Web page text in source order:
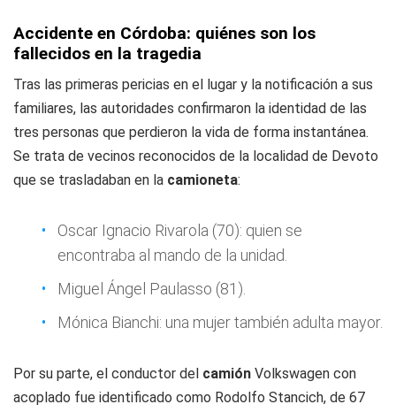
Accidente en Córdoba: quiénes son los
fallecidos en la tragedia
Tras las primeras pericias en el lugar y la notificación a sus
familiares, las autoridades confirmaron la identidad de las
tres personas que perdieron la vida de forma instantánea.
Se trata de vecinos reconocidos de la localidad de Devoto
que se trasladaban en la camioneta:
Oscar Ignacio Rivarola (70): quien se
encontraba al mando de la unidad.
Miguel Ángel Paulasso (81).
Mónica Bianchi: una mujer también adulta mayor.
Por su parte, el conductor del camión Volkswagen con
acoplado fue identificado como Rodolfo Stancich, de 67